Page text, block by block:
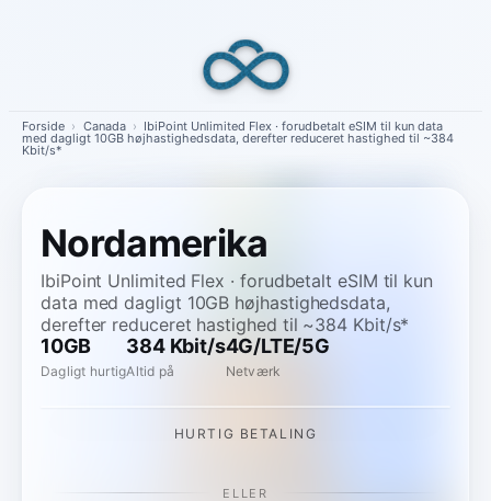
Forside › Canada › IbiPoint Unlimited Flex · forudbetalt eSIM til kun data
med dagligt 10GB højhastighedsdata, derefter reduceret hastighed til ~384
Kbit/s*
Nordamerika
IbiPoint Unlimited Flex · forudbetalt eSIM til kun
data med dagligt 10GB højhastighedsdata,
derefter reduceret hastighed til ~384 Kbit/s*
10GB
Dagligt hurtig
384 Kbit/s
Altid på
4G/LTE/5G
Netværk
HURTIG BETALING
ELLER